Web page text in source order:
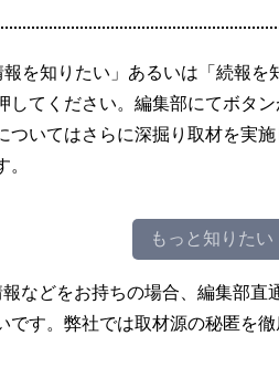
を知りたい」あるいは「続報を
してください。編集部にてボタン
ついてはさらに深掘り取材を実
もっと知りたい
などをお持ちの場合、編集部直
です。弊社では取材源の秘匿を徹